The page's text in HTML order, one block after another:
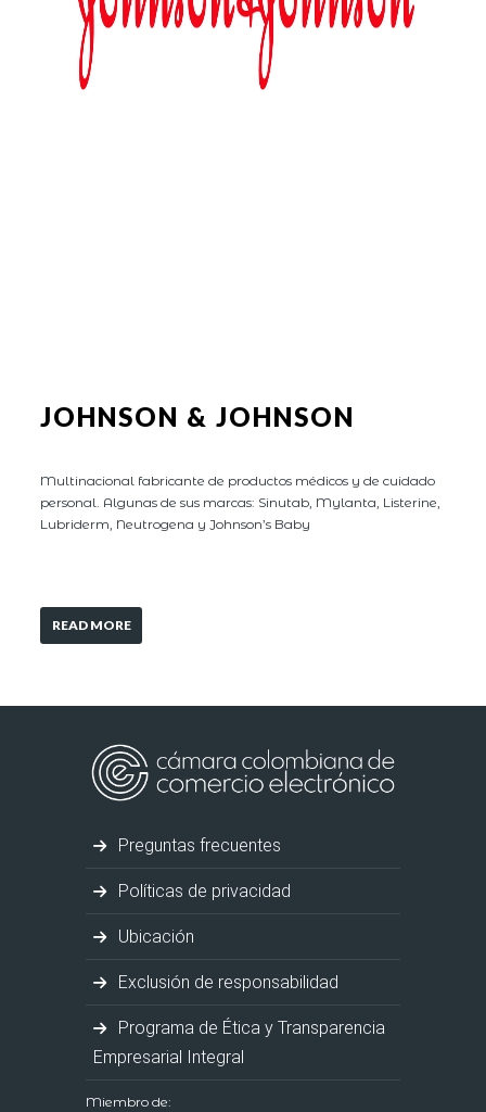
JOHNSON & JOHNSON
Multinacional fabricante de productos médicos y de cuidado
personal. Algunas de sus marcas: Sinutab, Mylanta, Listerine,
Lubriderm, Neutrogena y Johnson’s Baby
READ MORE
Preguntas frecuentes
Políticas de privacidad
Ubicación
Exclusión de responsabilidad
Programa de Ética y Transparencia
Empresarial Integral
Miembro de: